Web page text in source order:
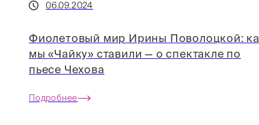
06.09.2024
Фиолетовый мир Ирины Поволоцкой:
мы «Чайку» ставили — о спектакле по
пьесе Чехова
Подробнее